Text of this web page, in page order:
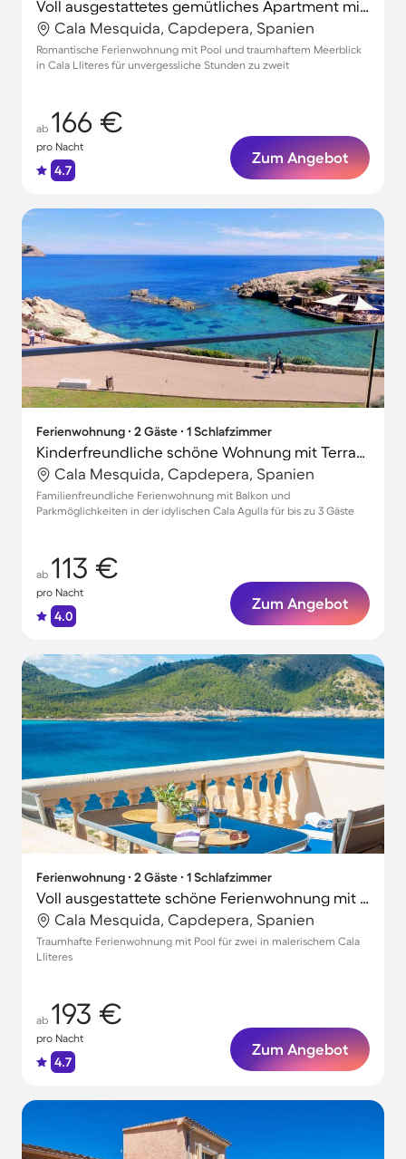
Voll ausgestattetes gemütliches Apartment mit Pool und Terrasse | Bergblick
Cala Mesquida, Capdepera, Spanien
Romantische Ferienwohnung mit Pool und traumhaftem Meerblick
in Cala Lliteres für unvergessliche Stunden zu zweit
ab 166 €
pro Nacht
4.7
Zum Angebot
Ferienwohnung ∙ 2 Gäste ∙ 1 Schlafzimmer
Kinderfreundliche schöne Wohnung mit Terrasse
Cala Mesquida, Capdepera, Spanien
Familienfreundliche Ferienwohnung mit Balkon und
Parkmöglichkeiten in der idylischen Cala Agulla für bis zu 3 Gäste
ab 113 €
pro Nacht
4.0
Zum Angebot
Ferienwohnung ∙ 2 Gäste ∙ 1 Schlafzimmer
Voll ausgestattete schöne Ferienwohnung mit Terrasse und Pool
Cala Mesquida, Capdepera, Spanien
Traumhafte Ferienwohnung mit Pool für zwei in malerischem Cala
Lliteres
ab 193 €
pro Nacht
4.7
Zum Angebot